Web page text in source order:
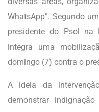
WhatsApp”. Segundo
presidente do Psol na
integra uma
domingo (7) contra o
A ideia da
demonstrar